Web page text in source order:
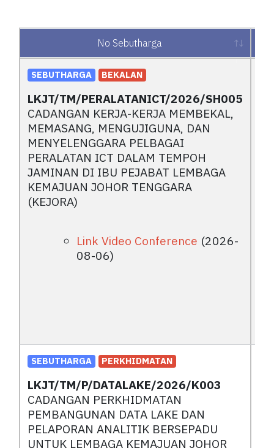
No Sebutharga
No Sebutharga
SEBUTHARGA BEKALAN
LKJT/TM/PERALATANICT/2026/SH005
CADANGAN KERJA-KERJA MEMBEKAL,
MEMASANG, MENGUJIGUNA, DAN
MENYELENGGARA PELBAGAI
PERALATAN ICT DALAM TEMPOH
JAMINAN DI IBU PEJABAT LEMBAGA
KEMAJUAN JOHOR TENGGARA
(KEJORA)
Link Video Conference (2026-
08-06)
SEBUTHARGA PERKHIDMATAN
LKJT/TM/P/DATALAKE/2026/K003
CADANGAN PERKHIDMATAN
PEMBANGUNAN DATA LAKE DAN
PELAPORAN ANALITIK BERSEPADU
UNTUK LEMBAGA KEMAJUAN JOHOR